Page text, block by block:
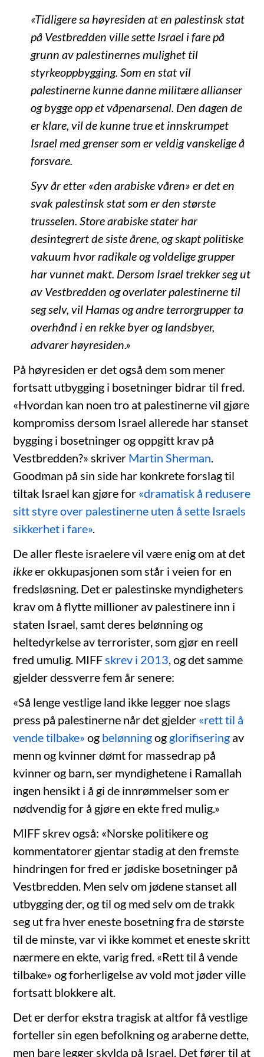
«Tidligere sa høyresiden at en palestinsk stat
på Vestbredden ville sette Israel i fare på
grunn av palestinernes mulighet til
styrkeoppbygging. Som en stat vil
palestinerne kunne danne militære allianser
og bygge opp et våpenarsenal. Den dagen de
er klare, vil de kunne true et innskrumpet
Israel med grenser som er veldig vanskelige å
forsvare.
Syv år etter «den arabiske våren» er det en
svak palestinsk stat som er den største
trusselen. Store arabiske stater har
desintegrert de siste årene, og skapt politiske
vakuum hvor radikale og voldelige grupper
har vunnet makt. Dersom Israel trekker seg ut
av Vestbredden og overlater palestinerne til
seg selv, vil Hamas og andre terrorgrupper ta
overhånd i en rekke byer og landsbyer,
advarer høyresiden.»
På høyresiden er det også dem som mener
fortsatt utbygging i bosetninger bidrar til fred.
«Hvordan kan noen tro at palestinerne vil gjøre
kompromiss dersom Israel allerede har stanset
bygging i bosetninger og oppgitt krav på
Vestbredden?» skriver Martin Sherman.
Goodman på sin side har konkrete forslag til
tiltak Israel kan gjøre for «dramatisk å redusere
sitt styre over palestinerne uten å sette Israels
sikkerhet i fare».
De aller fleste israelere vil være enig om at det
ikkeer okkupasjonen som står i veien for en
fredsløsning. Det er palestinske myndigheters
krav om å flytte millioner av palestinere inn i
staten Israel, samt deres belønning og
heltedyrkelse av terrorister, som gjør en reell
fred umulig. MIFFskrev i 2013, og det samme
gjelder dessverre fem år senere:
«Så lenge vestlige land ikke legger noe slags
press på palestinerne når det gjelder «rett til å
vende tilbake» og belønningog glorifisering av
menn og kvinner dømt for massedrap på
kvinner og barn, ser myndighetene i Ramallah
ingen hensikt i å gi de innrømmelser som er
nødvendig for å gjøre en ekte fred mulig.»
MIFF skrev også: «Norske politikere og
kommentatorer gjentar stadig at den fremste
hindringen for fred er jødiske bosetninger på
Vestbredden. Men selv om jødene stanset all
utbygging der, og til og med selv om de trakk
seg ut fra hver eneste bosetning fra de største
til de minste, var vi ikke kommet et eneste skritt
nærmere en ekte, varig fred. «Rett til å vende
tilbake» og forherligelse av vold mot jøder ville
fortsatt blokkere alt.
Det er derfor ekstra tragisk at altfor få vestlige
forteller sin egen befolkning og araberne dette,
men bare legger skylda på Israel. Det fører til at